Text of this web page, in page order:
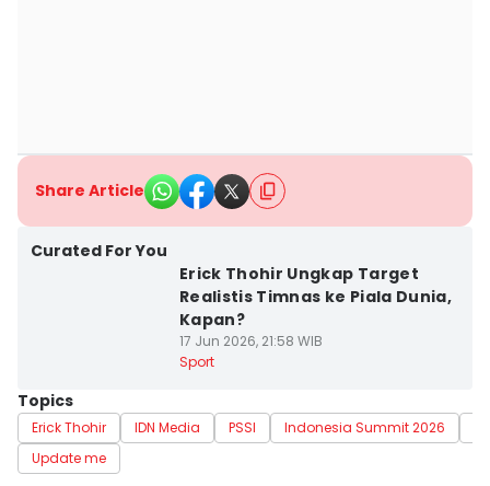
Share Article
Curated For You
Erick Thohir Ungkap Target
Realistis Timnas ke Piala Dunia,
Kapan?
17 Jun 2026, 21:58 WIB
Sport
Topics
Erick Thohir IDN Media PSSI Indonesia Summit 2026
Update me